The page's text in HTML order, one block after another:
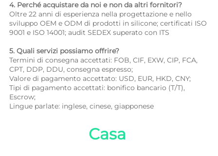
4. Perché acquistare da noi e non da altri fornitori?
Oltre 22 anni di esperienza nella progettazione e nello
sviluppo OEM e ODM di prodotti in silicone; certificati ISO
9001 e ISO 14001; audit SEDEX superato con ITS
5. Quali servizi possiamo offrire?
Termini di consegna accettati: FOB, CIF, EXW, CIP, FCA,
CPT, DDP, DDU, consegna espresso;
Valore di pagamento accettato: USD, EUR, HKD, CNY;
Tipi di pagamento accettati: bonifico bancario (T/T),
Escrow;
Lingue parlate: inglese, cinese, giapponese
Casa